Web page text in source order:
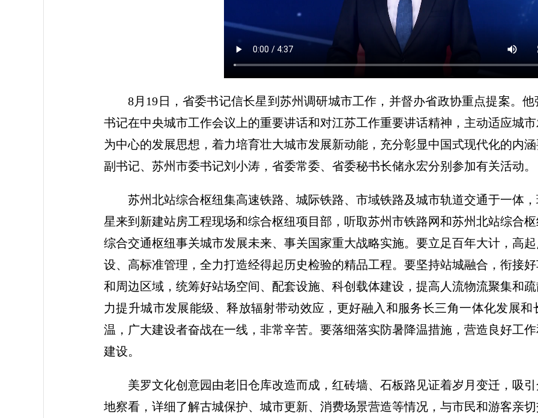
8月19日，省委书记信长星到苏州调研城市工作，并督办省政协重点提案。
书记在中央城市工作会议上的重要讲话和对江苏工作重要讲话精神，主动适应城
为中心的发展思想，着力培育壮大城市发展新动能，充分彰显中国式现代化的内
副书记、苏州市委书记刘小涛，省委常委、省委秘书长储永宏分别参加有关活动。
苏州北站综合枢纽集高速铁路、城际铁路、市域铁路及城市轨道交通于一体
星来到新建站房工程现场和综合枢纽项目部，听取苏州市铁路网和苏州北站综合
综合交通枢纽事关城市发展未来、事关国家重大战略实施。要立足百年大计，高
设、高标准管理，全力打造经得起历史检验的精品工程。要坚持站城融合，衔接
和周边区域，统筹好站场空间、配套设施、科创载体建设，提高人流物流聚集和
力提升城市发展能级、释放辐射带动效应，更好融入和服务长三角一体化发展
温，广大建设者奋战在一线，非常辛苦。要落细落实防暑降温措施，营造良好工
建设。
美罗文化创意园由老旧仓库改造而成，红砖墙、石板路见证着岁月变迁，吸
地察看，详细了解古城保护、城市更新、消费场景营造等情况，与市民和游客亲